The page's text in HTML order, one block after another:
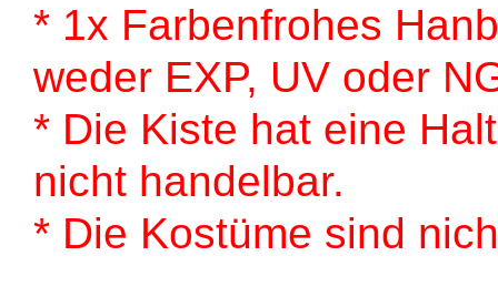
* 1x Farbenfrohes
weder EXP, UV oder
* Die Kiste hat eine
nicht handelbar.
* Die Kostüme sind